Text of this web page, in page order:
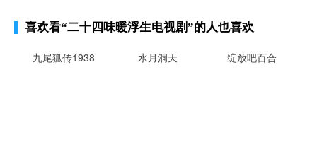
喜欢看“二十四味暖浮生电视剧”的人也喜欢
九尾狐传1938 水月洞天 绽放吧百合